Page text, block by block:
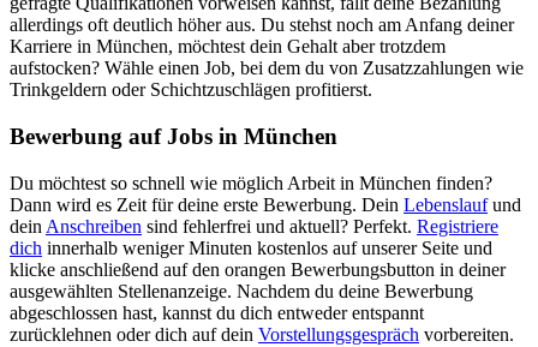
allerdings oft deutlich höher aus. Du stehst noch am Anfang deiner
Karriere in München, möchtest dein Gehalt aber trotzdem
aufstocken? Wähle einen Job, bei dem du von Zusatzzahlungen wie
Trinkgeldern oder Schichtzuschlägen profitierst.
Bewerbung auf Jobs in München
Du möchtest so schnell wie möglich Arbeit in München finden?
Dann wird es Zeit für deine erste Bewerbung. Dein Lebenslaufund
dein Anschreiben sind fehlerfrei und aktuell? Perfekt. Registriere
dich innerhalb weniger Minuten kostenlos auf unserer Seite und
klicke anschließend auf den orangen Bewerbungsbutton in deiner
ausgewählten Stellenanzeige. Nachdem du deine Bewerbung
abgeschlossen hast, kannst du dich entweder entspannt
zurücklehnen oder dich auf dein Vorstellungsgespräch vorbereiten.